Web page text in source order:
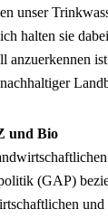
unser
halten sie
anzuerkennen
und Bio
(GAP)